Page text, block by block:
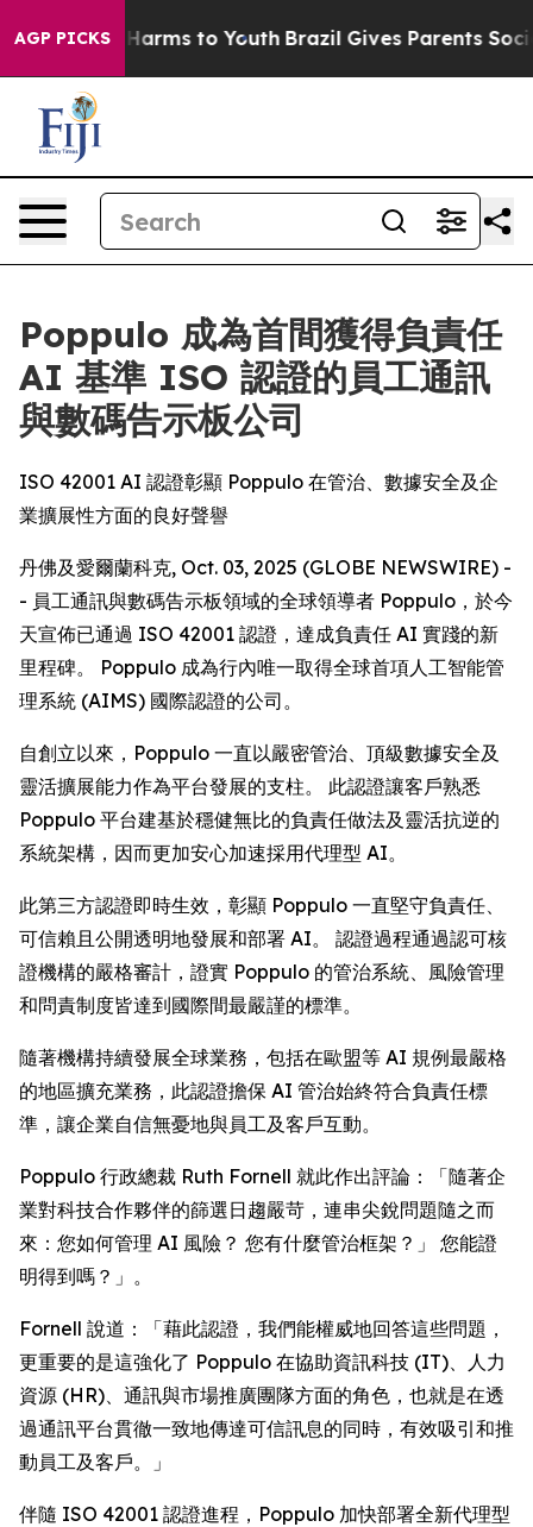
AGP PICKS
Abate Harms to Youth Brazil Gives Parents Social
Poppulo 成為首間獲得負責任
AI 基準 ISO 認證的員工通訊
與數碼告示板公司
ISO 42001 AI 認證彰顯 Poppulo 在管治、數據安全及企
業擴展性方面的良好聲譽
丹佛及愛爾蘭科克, Oct. 03, 2025 (GLOBE NEWSWIRE) -
- 員工通訊與數碼告示板領域的全球領導者 Poppulo，於今
天宣佈已通過 ISO 42001 認證，達成負責任 AI 實踐的新
里程碑。 Poppulo 成為行內唯一取得全球首項人工智能管
理系統 (AIMS) 國際認證的公司。
自創立以來，Poppulo 一直以嚴密管治、頂級數據安全及
靈活擴展能力作為平台發展的支柱。 此認證讓客戶熟悉
Poppulo 平台建基於穩健無比的負責任做法及靈活抗逆的
系統架構，因而更加安心加速採用代理型 AI。
此第三方認證即時生效，彰顯 Poppulo 一直堅守負責任、
可信賴且公開透明地發展和部署 AI。 認證過程通過認可核
證機構的嚴格審計，證實 Poppulo 的管治系統、風險管理
和問責制度皆達到國際間最嚴謹的標準。
隨著機構持續發展全球業務，包括在歐盟等 AI 規例最嚴格
的地區擴充業務，此認證擔保 AI 管治始終符合負責任標
準，讓企業自信無憂地與員工及客戶互動。
Poppulo 行政總裁 Ruth Fornell 就此作出評論：「隨著企
業對科技合作夥伴的篩選日趨嚴苛，連串尖銳問題隨之而
來：您如何管理 AI 風險？ 您有什麼管治框架？」 您能證
明得到嗎？」。
Fornell 說道：「藉此認證，我們能權威地回答這些問題，
更重要的是這強化了 Poppulo 在協助資訊科技 (IT)、人力
資源 (HR)、通訊與市場推廣團隊方面的角色，也就是在透
過通訊平台貫徹一致地傳達可信訊息的同時，有效吸引和推
動員工及客戶。」
伴隨 ISO 42001 認證進程，Poppulo 加快部署全新代理型